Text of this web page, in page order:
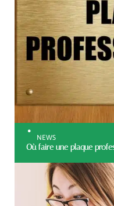
NEWS
Où faire une plaque